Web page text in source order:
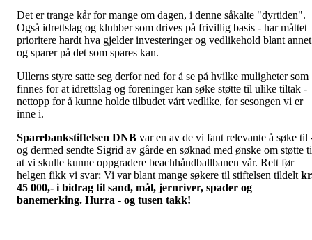
Det er trange kår for mange om dagen, i denne såkalte "dyrtiden".
Også idrettslag og klubber som drives på frivillig basis - har måttet
prioritere hardt hva gjelder investeringer og vedlikehold blant
og sparer på det som spares kan.
Ullerns styre satte seg derfor ned for å se på hvilke muligheter som
finnes for at idrettslag og foreninger kan søke støtte til ulike tiltak -
nettopp for å kunne holde tilbudet vårt vedlike, for sesongen vi er
inne i.
Sparebankstiftelsen DNB var en av de vi fant relevante å søke til
og dermed sendte Sigrid av gårde en søknad med ønske om støtte
at vi skulle kunne oppgradere beachhåndballbanen vår. Rett før
helgen fikk vi svar: Vi var blant mange søkere til stiftelsen tildelt
45 000,- i bidrag til sand, mål, jernriver, spader og
banemerking. Hurra - og tusen takk!